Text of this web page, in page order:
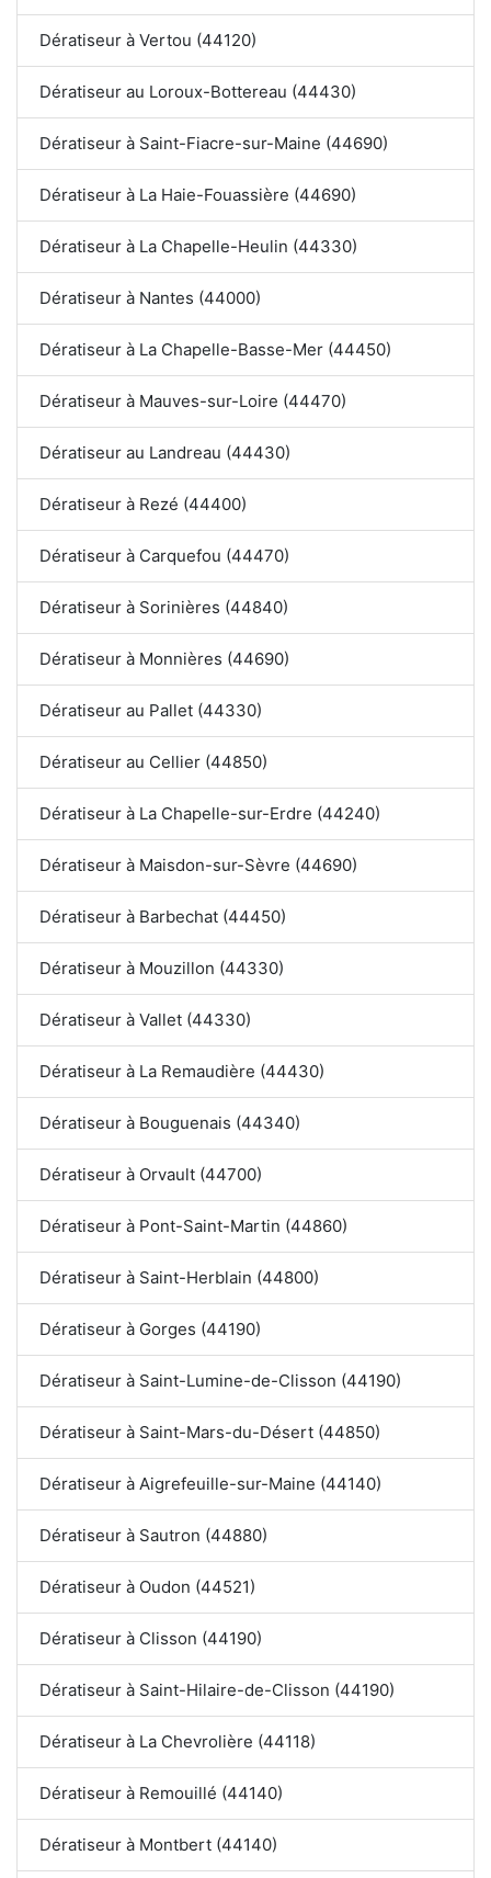
Dératiseur à Vertou (44120)
Dératiseur au Loroux-Bottereau (44430)
Dératiseur à Saint-Fiacre-sur-Maine (44690)
Dératiseur à La Haie-Fouassière (44690)
Dératiseur à La Chapelle-Heulin (44330)
Dératiseur à Nantes (44000)
Dératiseur à La Chapelle-Basse-Mer (44450)
Dératiseur à Mauves-sur-Loire (44470)
Dératiseur au Landreau (44430)
Dératiseur à Rezé (44400)
Dératiseur à Carquefou (44470)
Dératiseur à Sorinières (44840)
Dératiseur à Monnières (44690)
Dératiseur au Pallet (44330)
Dératiseur au Cellier (44850)
Dératiseur à La Chapelle-sur-Erdre (44240)
Dératiseur à Maisdon-sur-Sèvre (44690)
Dératiseur à Barbechat (44450)
Dératiseur à Mouzillon (44330)
Dératiseur à Vallet (44330)
Dératiseur à La Remaudière (44430)
Dératiseur à Bouguenais (44340)
Dératiseur à Orvault (44700)
Dératiseur à Pont-Saint-Martin (44860)
Dératiseur à Saint-Herblain (44800)
Dératiseur à Gorges (44190)
Dératiseur à Saint-Lumine-de-Clisson (44190)
Dératiseur à Saint-Mars-du-Désert (44850)
Dératiseur à Aigrefeuille-sur-Maine (44140)
Dératiseur à Sautron (44880)
Dératiseur à Oudon (44521)
Dératiseur à Clisson (44190)
Dératiseur à Saint-Hilaire-de-Clisson (44190)
Dératiseur à La Chevrolière (44118)
Dératiseur à Remouillé (44140)
Dératiseur à Montbert (44140)